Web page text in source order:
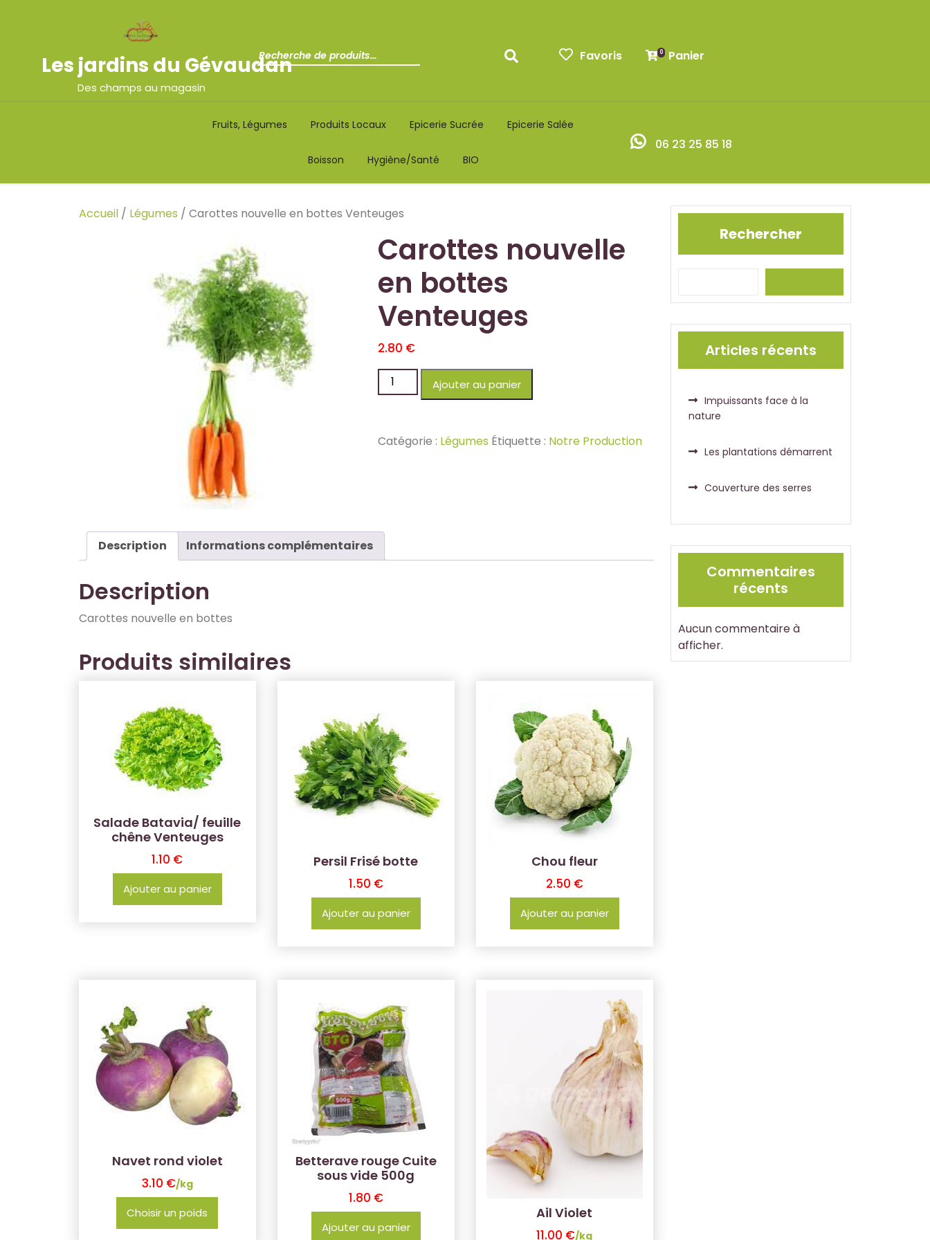
Les jardins du Gévaudan
Des champs au magasin
Favoris 0 Panier
Fruits, Légumes Produits Locaux Epicerie Sucrée Epicerie Salée
Boisson Hygiène/santé BIO
06 23 25 85 18
Accueil / Légumes / Carottes nouvelle en bottes Venteuges
Carottes nouvelle
en bottes
Venteuges
2.80 €
Ajouter au panier
Catégorie : Légumes Étiquette : Notre Production
Description Informations complémentaires
Description
Carottes nouvelle en bottes
Produits similaires
Salade Batavia/ feuille
chêne Venteuges
1.10 €
Ajouter au panier
Persil Frisé botte
1.50 €
Ajouter au panier
Chou fleur
2.50 €
Ajouter au panier
Navet rond violet
3.10 €/kg
Choisir un poids
Betterave rouge Cuite
sous vide 500g
1.80 €
Ajouter au panier
Ail Violet
11.00 €/kg
Rechercher
Articles récents
Impuissants face à la
nature
Les plantations démarrent
Couverture des serres
Commentaires
récents
Aucun commentaire à
afficher.